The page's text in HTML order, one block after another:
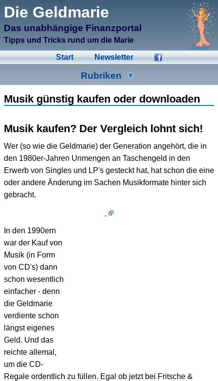
Die Geldmarie
Das unabhängige Finanzportal
Tipps und Tricks rund um die Marie
Start Newsletter
Rubriken
Energiesparen Fonds Formulare
Geldmarie Immobilien
Kleingeld Kredite Spartipps
Steuern
Musik günstig kaufen oder downloaden
Musik kaufen? Der Vergleich lohnt sich!
Wer (so wie die Geldmarie) der Generation angehört, die in
den 1980er-Jahren Unmengen an Taschengeld in den
Erwerb von Singles und LP's gesteckt hat, hat schon die eine
oder andere Änderung im Sachen Musikformate hinter sich
gebracht.
In den 1990ern
war der Kauf von
Musik (in Form
von CD's) dann
schon wesentlich
einfacher - denn
die Geldmarie
verdiente schon
längst eigenes
Geld. Und das
reichte allemal,
um die CD-
Regale ordentlich zu füllen. Egal ob jetzt bei Fritsche &
μCMS α1.6
Validate HTML
Validate CSS
Check Links
Manage Files
↑E
↑C Create New Page